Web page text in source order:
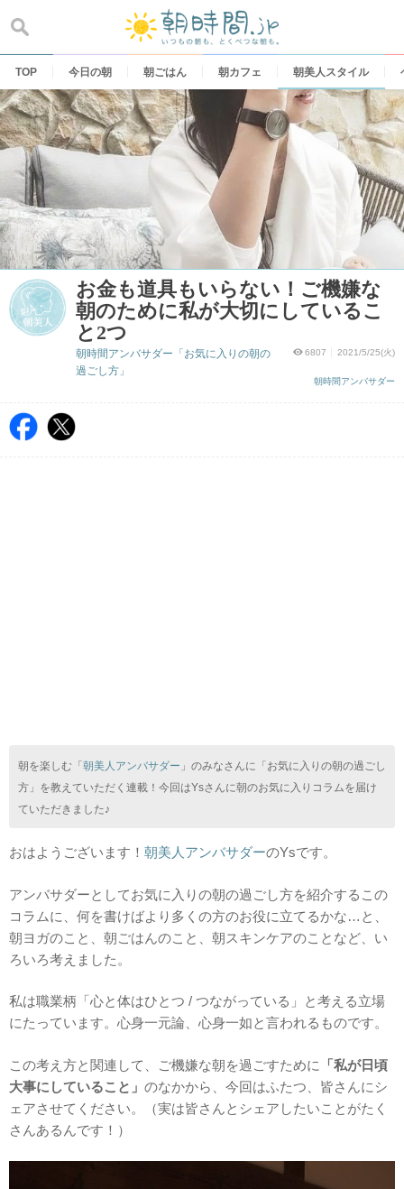
content
TOP 今日の朝 朝ごはん 朝カフェ 朝美人スタイル
お金も道具もいらない！ご機嫌な
朝のために私が大切にしているこ
と2つ
6807 2021/5/25(火)
朝時間アンバサダー
朝時間アンバサダー「お気に入りの朝の
過ごし方」
朝を楽しむ「 朝美人アンバサダー 」のみなさんに「お気に入りの朝の過ごし
方」を教えていただく連載！今回はYsさんに朝のお気に入りコラムを届け
ていただきました♪
おはようございます！ 朝美人アンバサダーのYsです。
アンバサダーとしてお気に入りの朝の過ごし方を紹介するこの
コラムに、何を書けばより多くの方のお役に立てるかな…と、
朝ヨガのこと、朝ごはんのこと、朝スキンケアのことなど、い
ろいろ考えました。
私は職業柄「心と体はひとつ / つながっている」と考える立場
にたっています。心身一元論、心身一如と言われるものです。
この考え方と関連して、ご機嫌な朝を過ごすために
「私が日頃
大事にしていること」 のなかから、今回はふたつ、皆さんにシ
ェアさせてください。（実は皆さんとシェアしたいことがたく
さんあるんです！）